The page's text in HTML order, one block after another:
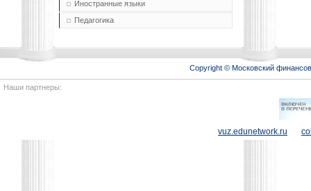
Иностранные языки
Педагогика
Copyright © Московский
Наши партнеры:
vuz.edunetwork.ru